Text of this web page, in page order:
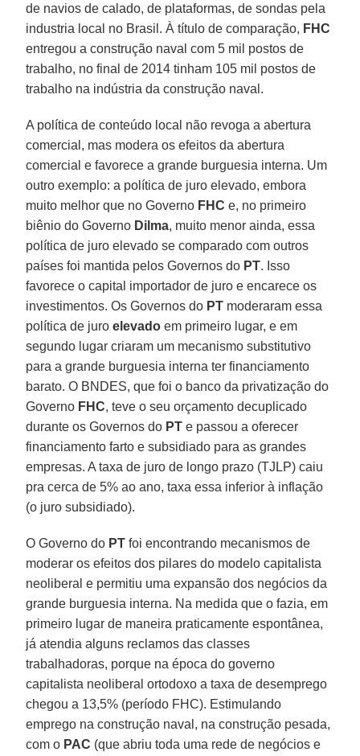
de navios de calado, de plataformas, de sondas pela
industria local no Brasil. À título de comparação, FHC
entregou a construção naval com 5 mil postos de
trabalho, no final de 2014 tinham 105 mil postos de
trabalho na indústria da construção naval.
A política de conteúdo local não revoga a abertura
comercial, mas modera os efeitos da abertura
comercial e favorece a grande burguesia interna. Um
outro exemplo: a política de juro elevado, embora
muito melhor que no Governo FHC e, no primeiro
biênio do Governo Dilma, muito menor ainda, essa
política de juro elevado se comparado com outros
países foi mantida pelos Governos do PT. Isso
favorece o capital importador de juro e encarece os
investimentos. Os Governos do PT moderaram essa
política de juroelevado em primeiro lugar, e em
segundo lugar criaram um mecanismo substitutivo
para a grande burguesia interna ter financiamento
barato. O BNDES, que foi o banco da privatização do
Governo FHC, teve o seu orçamento decuplicado
durante os Governos do PT e passou a oferecer
financiamento farto e subsidiado para as grandes
empresas. A taxa de juro de longo prazo (TJLP) caiu
pra cerca de 5% ao ano, taxa essa inferior à inflação
(o juro subsidiado).
O Governo do PT foi encontrando mecanismos de
moderar os efeitos dos pilares do modelo capitalista
neoliberal e permitiu uma expansão dos negócios da
grande burguesia interna. Na medida que o fazia, em
primeiro lugar de maneira praticamente espontânea,
já atendia alguns reclamos das classes
trabalhadoras, porque na época do governo
capitalista neoliberal ortodoxo a taxa de desemprego
chegou a 13,5% (período FHC). Estimulando
emprego na construção naval, na construção pesada,
com o PAC (que abriu toda uma rede de negócios e